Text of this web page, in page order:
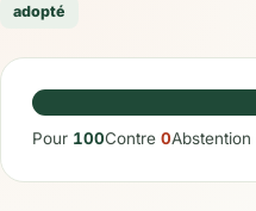
adopté
Pour 100Contre 0Abstention